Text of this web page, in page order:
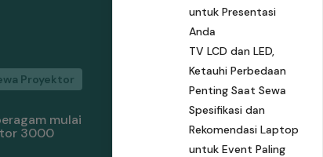
Proyektor
mulai
3000
untuk Presentasi
Anda
TV LCD dan LED,
Ketauhi Perbedaan
Penting Saat Sewa
Spesifikasi dan
Rekomendasi Laptop
untuk Event Paling